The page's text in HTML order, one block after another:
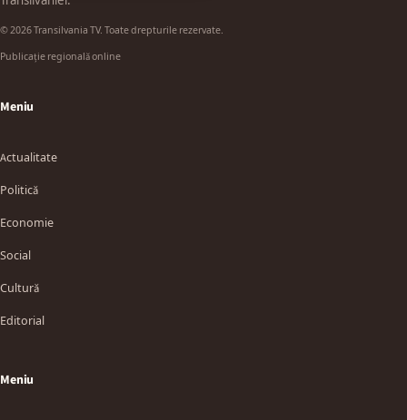
© 2026 Transilvania TV. Toate drepturile rezervate.
Publicație regională online
Meniu
Actualitate
Politică
Economie
Social
Cultură
Editorial
Meniu